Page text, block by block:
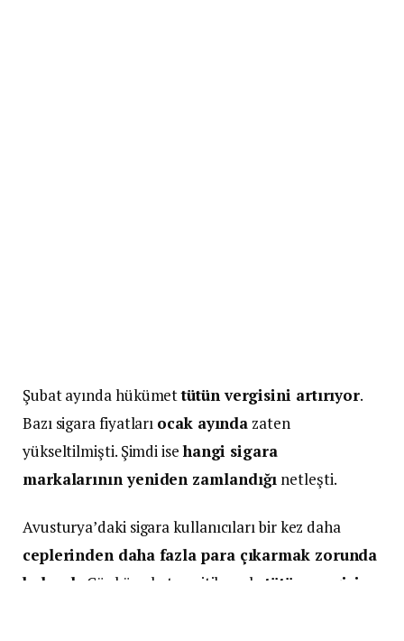
Şubat ayında hükümettütün vergisini artırıyor.
Bazı sigara fiyatları ocak ayında zaten
yükseltilmişti. Şimdi isehangi sigara
markalarının yeniden zamlandığı netleşti.
Avusturya’daki sigara kullanıcıları bir kez daha
ceplerinden daha fazla para çıkarmak zorunda
kalacak
. Çünkü şubat ayı itibarıyla tütün vergisi